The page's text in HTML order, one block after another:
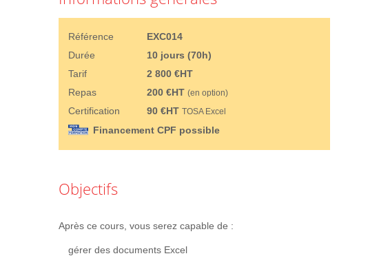
Référence
EXC014
Durée
10 jours (70h)
Tarif
2 800 €HT
Repas
200 €HT(en option)
Certification 90 €HT TOSA Excel
Financement CPF possible
Objectifs
Après ce cours, vous serez capable de :
gérer des documents Excel